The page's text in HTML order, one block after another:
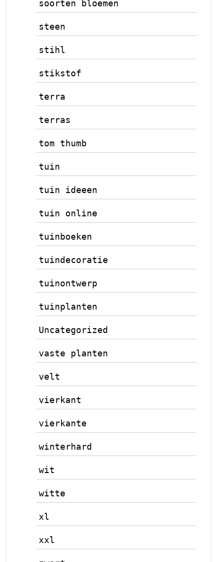
soorten bloemen
steen
stihl
stikstof
terra
terras
tom thumb
tuin
tuin ideeen
tuin online
tuinboeken
tuindecoratie
tuinontwerp
tuinplanten
Uncategorized
vaste planten
velt
vierkant
vierkante
winterhard
wit
witte
xl
xxl